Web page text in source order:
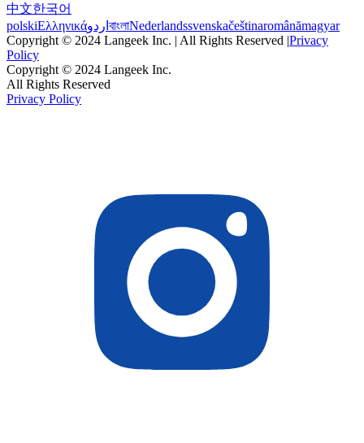
中文한국어
polskiΕλληνικάاردو বাংলাNederlandssvenskačeštinaromânămagyar
Copyright © 2024 Langeek Inc. | All Rights Reserved |Privacy
Policy
Copyright © 2024 Langeek Inc.
All Rights Reserved
Privacy Policy